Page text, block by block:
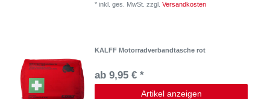
*inkl. ges. MwSt. zzgl.Versandkosten
KALFF Motorradverbandtasche rot
ab 9,95 € *
Artikel anzeigen